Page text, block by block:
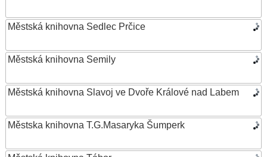
Městská knihovna Sedlec Prčice
Městská knihovna Semily
Městská knihovna Slavoj ve Dvoře Králové nad Labem
Městska knihovna T.G.Masaryka Šumperk